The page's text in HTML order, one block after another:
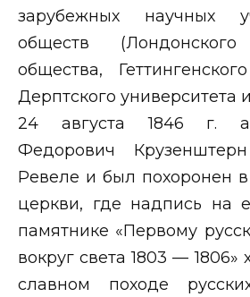
зарубежных научных
обществ (Лондонского
общества,
Дерптского университета
24 августа 1846 г.
Федорович
Ревеле и был похоронен
церкви, где надпись на
памятнике «Первому
вокруг света 1803 — 1806»
славном походе